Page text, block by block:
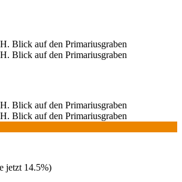
jetzt 14.5%)